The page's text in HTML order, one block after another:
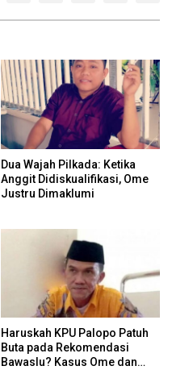
Dua Wajah Pilkada: Ketika
Anggit Didiskualifikasi, Ome
Justru Dimaklumi
Haruskah KPU Palopo Patuh
Buta pada Rekomendasi
Bawaslu? Kasus Ome dan